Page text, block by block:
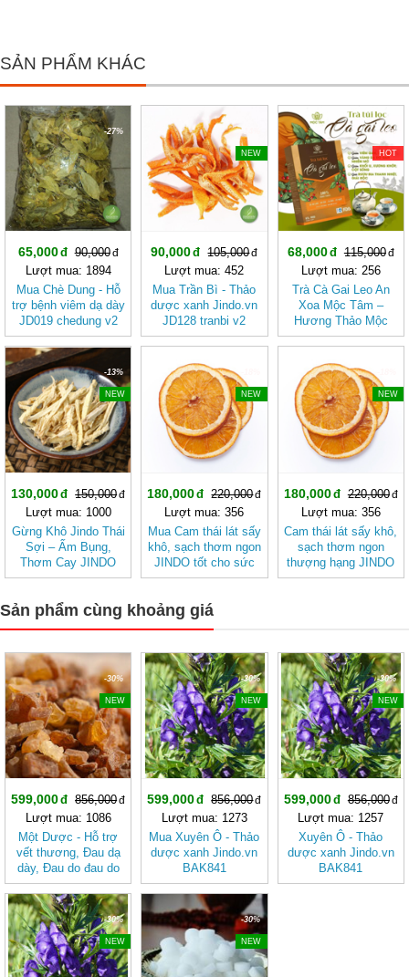
SẢN PHẨM KHÁC
-27%
65,000
90,000
Lượt mua: 1894
Mua Chè Dung - Hỗ
trợ bệnh viêm dạ dày
JD019 chedung v2
-14%
NEW
90,000
105,000
Lượt mua: 452
Mua Trần Bì - Thảo
dược xanh Jindo.vn
JD128 tranbi v2
-40%
HOT
68,000
115,000
Lượt mua: 256
Trà Cà Gai Leo An
Xoa Mộc Tâm –
Hương Thảo Mộc
Cho Ngày Thư Thái
-13%
NEW
130,000
150,000
Lượt mua: 1000
Gừng Khô Jindo Thái
Sợi – Ấm Bụng,
Thơm Cay JINDO
NEW
180,000
220,000
Lượt mua: 356
Mua Cam thái lát sấy
khô, sạch thơm ngon
JINDO tốt cho sức
khỏe
NEW
180,000
220,000
Lượt mua: 356
Cam thái lát sấy khô,
sạch thơm ngon
thượng hạng JINDO
tốt cho sức khỏe
Sản phẩm cùng khoảng giá
-30%
NEW
599,000
856,000
Lượt mua: 1086
Một Dược - Hỗ trợ
vết thương, Ðau dạ
dày, Ðau do đau do
chấn thương, Đau
khớp BAK836
-30%
NEW
599,000
856,000
Lượt mua: 1273
Mua Xuyên Ô - Thảo
dược xanh Jindo.vn
BAK841
-30%
NEW
599,000
856,000
Lượt mua: 1257
Xuyên Ô - Thảo
dược xanh Jindo.vn
BAK841
-30%
NEW
-30%
NEW